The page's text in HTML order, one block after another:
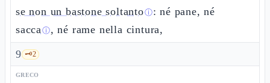
se non un bastone soltantoⓘ: né pane, né
saccaⓘ, né rame nella cintura,
9 🗝️2
GRECO